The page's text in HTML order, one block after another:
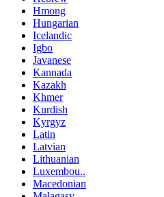
Hmong
Hungarian
Icelandic
Igbo
Javanese
Kannada
Kazakh
Khmer
Kurdish
Kyrgyz
Latin
Latvian
Lithuanian
Luxembou..
Macedonian